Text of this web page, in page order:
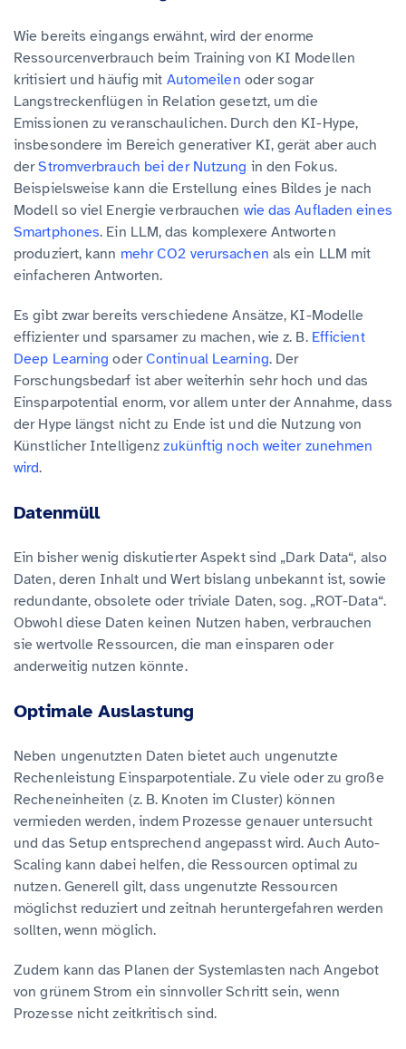
Wie bereits eingangs erwähnt, wird der enorme
Ressourcenverbrauch beim Training von KI Modellen
kritisiert und häufig mit Automeilen oder sogar
Langstreckenflügen in Relation gesetzt, um die
Emissionen zu veranschaulichen. Durch den KI-Hype,
insbesondere im Bereich generativer KI, gerät aber auch
derStromverbrauch bei der Nutzung in den Fokus.
Beispielsweise kann die Erstellung eines Bildes je nach
Modell so viel Energie verbrauchen wie das Aufladen eines
Smartphones. Ein LLM, das komplexere Antworten
produziert, kann mehr CO2 verursachen als ein LLM mit
einfacheren Antworten.
Es gibt zwar bereits verschiedene Ansätze, KI-Modelle
effizienter und sparsamer zu machen, wie z. B. Efficient
Deep Learning oderContinual Learning. Der
Forschungsbedarf ist aber weiterhin sehr hoch und das
Einsparpotential enorm, vor allem unter der Annahme, dass
der Hype längst nicht zu Ende ist und die Nutzung von
Künstlicher Intelligenzzukünftig noch weiter zunehmen
wird.
Datenmüll
Ein bisher wenig diskutierter Aspekt sind „Dark Data“, also
Daten, deren Inhalt und Wert bislang unbekannt ist, sowie
redundante, obsolete oder triviale Daten, sog. „ROT-Data“.
Obwohl diese Daten keinen Nutzen haben, verbrauchen
sie wertvolle Ressourcen, die man einsparen oder
anderweitig nutzen könnte.
Optimale Auslastung
Neben ungenutzten Daten bietet auch ungenutzte
Rechenleistung Einsparpotentiale. Zu viele oder zu große
Recheneinheiten (z. B. Knoten im Cluster) können
vermieden werden, indem Prozesse genauer untersucht
und das Setup entsprechend angepasst wird. Auch Auto-
Scaling kann dabei helfen, die Ressourcen optimal zu
nutzen. Generell gilt, dass ungenutzte Ressourcen
möglichst reduziert und zeitnah heruntergefahren werden
sollten, wenn möglich.
Zudem kann das Planen der Systemlasten nach Angebot
von grünem Strom ein sinnvoller Schritt sein, wenn
Prozesse nicht zeitkritisch sind.